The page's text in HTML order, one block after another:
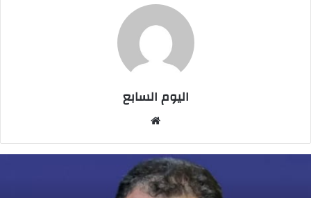
اليوم السابع